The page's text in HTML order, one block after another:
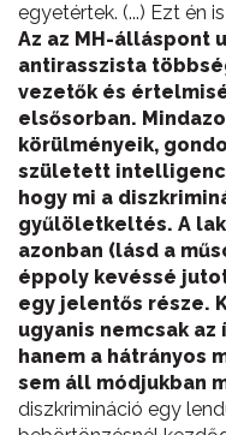
egyetértek. (...) Ezt én
Az az MH-álláspont
antirasszista
vezetők és
elsősorban.
körülményeik,
született
hogy mi a
gyűlöletkeltés. A
azonban (lásd a
éppoly kevéssé
egy jelentős része.
ugyanis nemcsak az
hanem a hátrányos
sem áll módjukban
diszkrimináció egy